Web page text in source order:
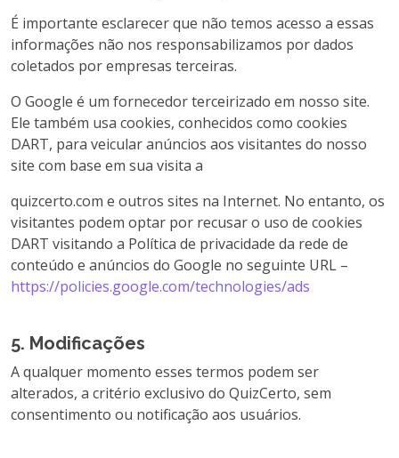
É importante esclarecer que não temos acesso a essas
informações não nos responsabilizamos por dados
coletados por empresas terceiras.
O Google é um fornecedor terceirizado em nosso site.
Ele também usa cookies, conhecidos como cookies
DART, para veicular anúncios aos visitantes do nosso
site com base em sua visita a
quizcerto.com e outros sites na Internet. No entanto, os
visitantes podem optar por recusar o uso de cookies
DART visitando a Política de privacidade da rede de
conteúdo e anúncios do Google no seguinte URL –
https://policies.google.com/technologies/ads
5. Modificações
A qualquer momento esses termos podem ser
alterados, a critério exclusivo do QuizCerto, sem
consentimento ou notificação aos usuários.